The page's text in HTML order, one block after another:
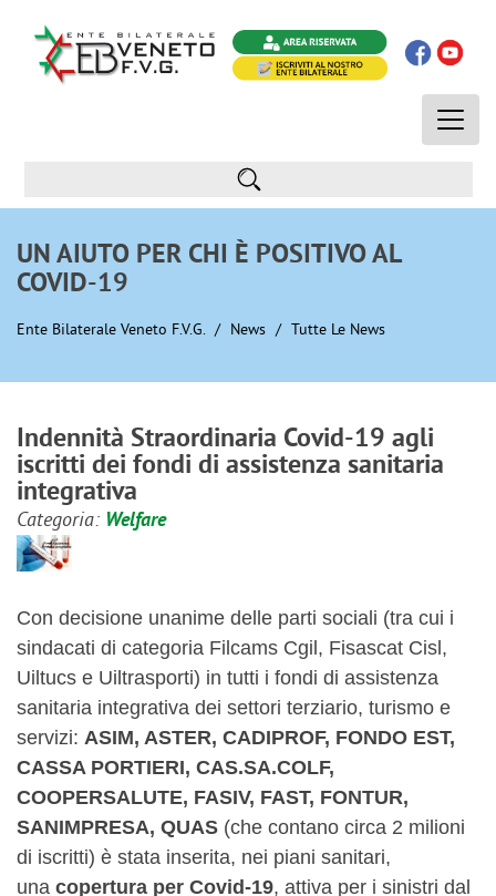
Toggle
UN AIUTO PER CHI È POSITIVO AL
COVID-19
Ente Bilaterale Veneto F.V.G. News Tutte Le News
Indennità Straordinaria Covid-19 agli
iscritti dei fondi di assistenza sanitaria
integrativa
Categoria: Welfare
Con decisione unanime delle parti sociali (tra cui i
sindacati di categoria Filcams Cgil, Fisascat Cisl,
Uiltucs e Uiltrasporti) in tutti i fondi di assistenza
sanitaria integrativa dei settori terziario, turismo e
servizi: ASIM, ASTER, CADIPROF, FONDO EST,
CASSA PORTIERI, CAS.SA.COLF,
COOPERSALUTE, FASIV, FAST, FONTUR,
SANIMPRESA, QUAS (che contano circa 2 milioni
di iscritti) è stata inserita, nei piani sanitari,
una copertura per Covid-19, attiva per i sinistri dal